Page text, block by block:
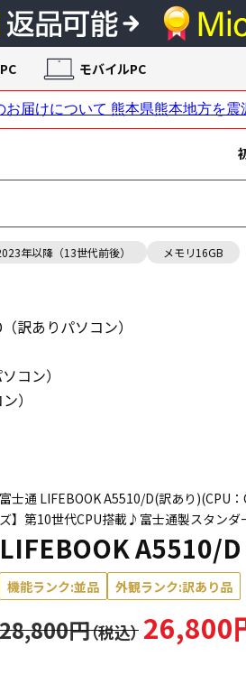
年以降（13世代前後） メモリ16GB
モバイルPC
訳ありパソコン）
コン）
）
富士通 LIFEBOOK A5510/D(訳あり)(CPU
ズ】第10世代CPU搭載♪富士通製スタンダ
LIFEBOOK A5510/D
機能ランク:並品 外観ランク:訳あり品
26,800
28,800円